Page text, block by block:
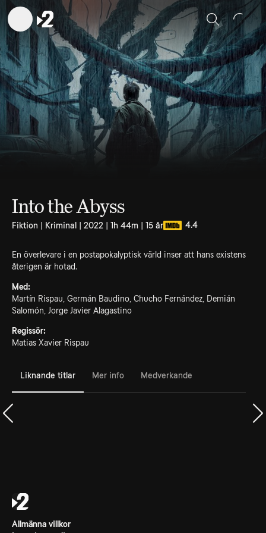
Sök
Into the Abyss
Fiktion | Kriminal | 2022 | 1h 44m | 15 år 4.4
En överlevare i en postapokalyptisk värld inser att hans existens
återigen är hotad.
Med:
Martín Rispau, Germán Baudino, Chucho Fernández, Demián
Salomón, Jorge Javier Alagastino
Regissör:
Matias Xavier Rispau
Liknande titlar Mer info Medverkande
Allmänna villkor